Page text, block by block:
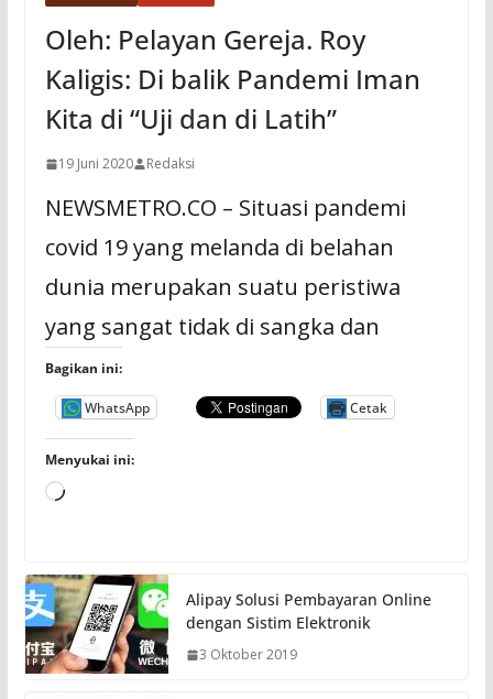
Oleh: Pelayan Gereja. Roy
Kaligis: Di balik Pandemi Iman
Kita di “Uji dan di Latih”
19 Juni 2020 Redaksi
NEWSMETRO.CO – Situasi pandemi
covid 19 yang melanda di belahan
dunia merupakan suatu peristiwa
yang sangat tidak di sangka dan
Bagikan ini:
WhatsApp Cetak
Menyukai ini:
M
u
a
t
.
Alipay Solusi Pembayaran Online
dengan Sistim Elektronik
3 Oktober 2019